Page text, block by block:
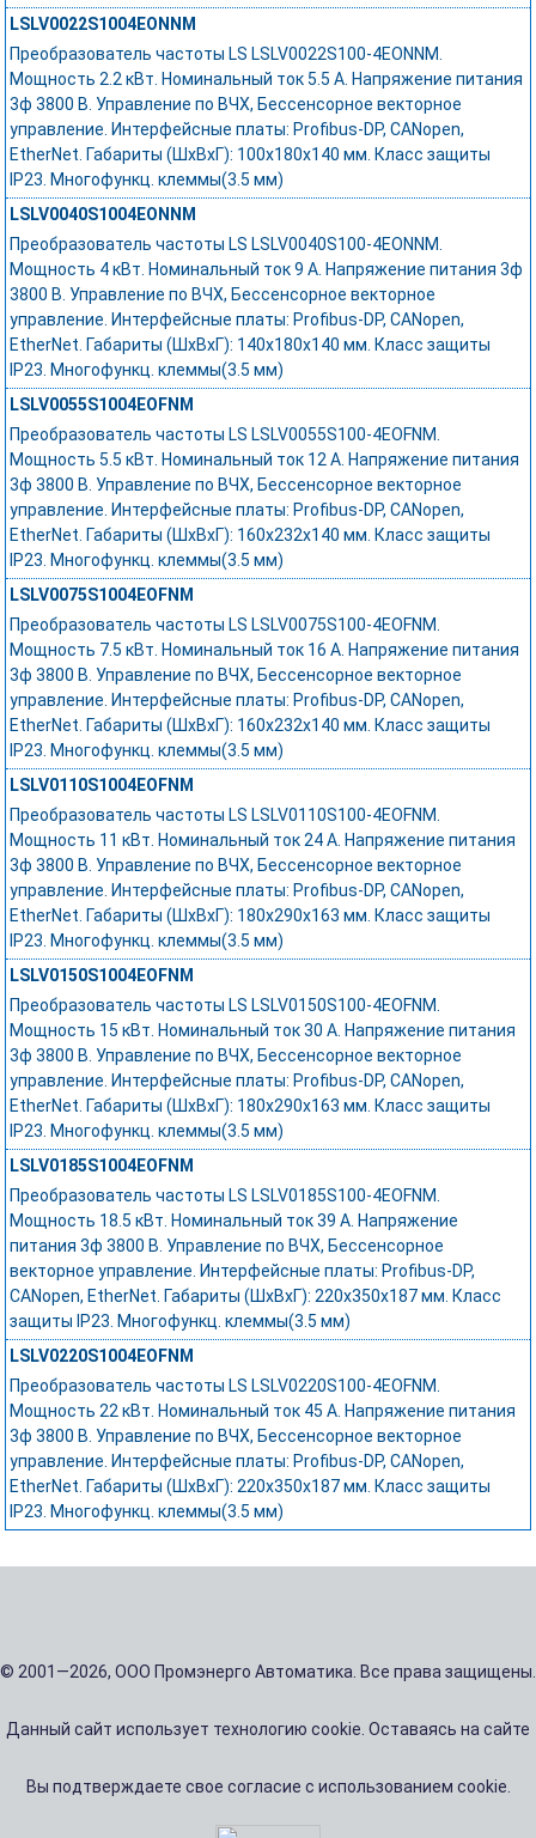
LSLV0022S1004EONNM
Преобразователь частоты LS LSLV0022S100-4EONNM.
Мощность 2.2 кВт. Номинальный ток 5.5 А. Напряжение питания
3ф 3800 В. Управление по ВЧХ, Бессенсорное векторное
управление. Интерфейсные платы: Profibus-DP, CANopen,
EtherNet. Габариты (ШхВхГ): 100х180х140 мм. Класс защиты
IP23. Многофункц. клеммы(3.5 мм)
LSLV0040S1004EONNM
Преобразователь частоты LS LSLV0040S100-4EONNM.
Мощность 4 кВт. Номинальный ток 9 А. Напряжение питания 3ф
3800 В. Управление по ВЧХ, Бессенсорное векторное
управление. Интерфейсные платы: Profibus-DP, CANopen,
EtherNet. Габариты (ШхВхГ): 140х180х140 мм. Класс защиты
IP23. Многофункц. клеммы(3.5 мм)
LSLV0055S1004EOFNM
Преобразователь частоты LS LSLV0055S100-4EOFNM.
Мощность 5.5 кВт. Номинальный ток 12 А. Напряжение питания
3ф 3800 В. Управление по ВЧХ, Бессенсорное векторное
управление. Интерфейсные платы: Profibus-DP, CANopen,
EtherNet. Габариты (ШхВхГ): 160х232х140 мм. Класс защиты
IP23. Многофункц. клеммы(3.5 мм)
LSLV0075S1004EOFNM
Преобразователь частоты LS LSLV0075S100-4EOFNM.
Мощность 7.5 кВт. Номинальный ток 16 А. Напряжение питания
3ф 3800 В. Управление по ВЧХ, Бессенсорное векторное
управление. Интерфейсные платы: Profibus-DP, CANopen,
EtherNet. Габариты (ШхВхГ): 160х232х140 мм. Класс защиты
IP23. Многофункц. клеммы(3.5 мм)
LSLV0110S1004EOFNM
Преобразователь частоты LS LSLV0110S100-4EOFNM.
Мощность 11 кВт. Номинальный ток 24 А. Напряжение питания
3ф 3800 В. Управление по ВЧХ, Бессенсорное векторное
управление. Интерфейсные платы: Profibus-DP, CANopen,
EtherNet. Габариты (ШхВхГ): 180х290х163 мм. Класс защиты
IP23. Многофункц. клеммы(3.5 мм)
LSLV0150S1004EOFNM
Преобразователь частоты LS LSLV0150S100-4EOFNM.
Мощность 15 кВт. Номинальный ток 30 А. Напряжение питания
3ф 3800 В. Управление по ВЧХ, Бессенсорное векторное
управление. Интерфейсные платы: Profibus-DP, CANopen,
EtherNet. Габариты (ШхВхГ): 180х290х163 мм. Класс защиты
IP23. Многофункц. клеммы(3.5 мм)
LSLV0185S1004EOFNM
Преобразователь частоты LS LSLV0185S100-4EOFNM.
Мощность 18.5 кВт. Номинальный ток 39 А. Напряжение
питания 3ф 3800 В. Управление по ВЧХ, Бессенсорное
векторное управление. Интерфейсные платы: Profibus-DP,
CANopen, EtherNet. Габариты (ШхВхГ): 220х350х187 мм. Класс
защиты IP23. Многофункц. клеммы(3.5 мм)
LSLV0220S1004EOFNM
Преобразователь частоты LS LSLV0220S100-4EOFNM.
Мощность 22 кВт. Номинальный ток 45 А. Напряжение питания
3ф 3800 В. Управление по ВЧХ, Бессенсорное векторное
управление. Интерфейсные платы: Profibus-DP, CANopen,
EtherNet. Габариты (ШхВхГ): 220х350х187 мм. Класс защиты
IP23. Многофункц. клеммы(3.5 мм)
© 2001—2026, ООО Промэнерго Автоматика. Все права защищены.
Данный сайт использует технологию cookie. Оставаясь на сайте
Вы подтверждаете свое согласие с использованием cookie.